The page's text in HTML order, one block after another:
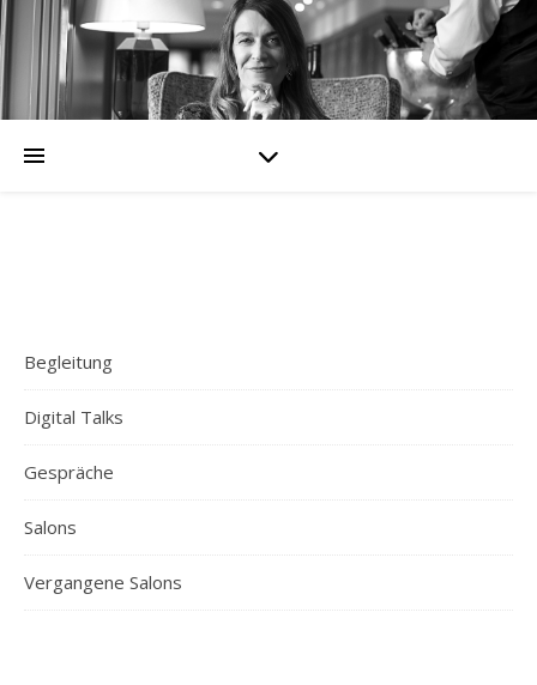
Begleitung
Digital Talks
Gespräche
Salons
Vergangene Salons